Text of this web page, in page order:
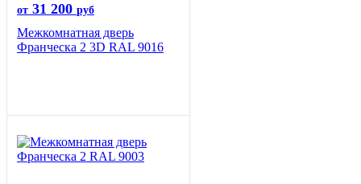
от 31 200 руб
Межкомнатная дверь
Франческа 2 3D RAL 9016